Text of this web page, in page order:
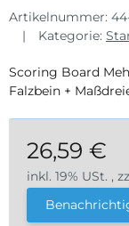
Artikelnummer:
Kategorie:
Scoring Board
Falzbein +
26,59 €
inkl. 19% USt. ,